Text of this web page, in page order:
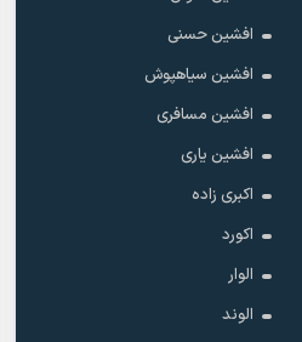
افشین حسنی
افشین سیاهپوش
افشین مسافری
افشین یاری
اکبری زاده
اکورد
الوار
الوند